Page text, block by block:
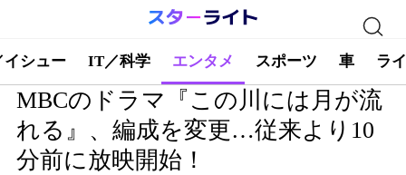
イシュー IT／科学 エンタメ スポーツ 車 ラ
MBCのドラマ『この川には月が流
れる』、編成を変更…従来より10
分前に放映開始！